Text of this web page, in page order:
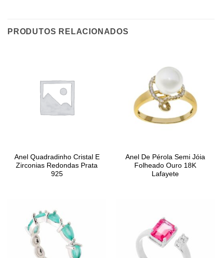
PRODUTOS RELACIONADOS
Anel Quadradinho Cristal E
Zirconias Redondas Prata
925
Anel De Pérola Semi Jóia
Folheado Ouro 18K
Lafayete